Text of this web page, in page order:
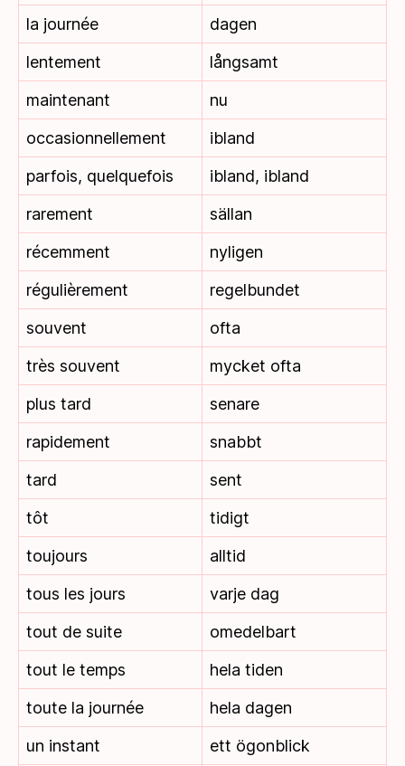
la journée
dagen
lentement
långsamt
maintenant
nu
occasionnellement
ibland
parfois, quelquefois
ibland, ibland
rarement
sällan
récemment
nyligen
régulièrement
regelbundet
souvent
ofta
très souvent
mycket ofta
plus tard
senare
rapidement
snabbt
tard
sent
tôt
tidigt
toujours
alltid
tous les jours
varje dag
tout de suite
omedelbart
tout le temps
hela tiden
toute la journée
hela dagen
un instant
ett ögonblick